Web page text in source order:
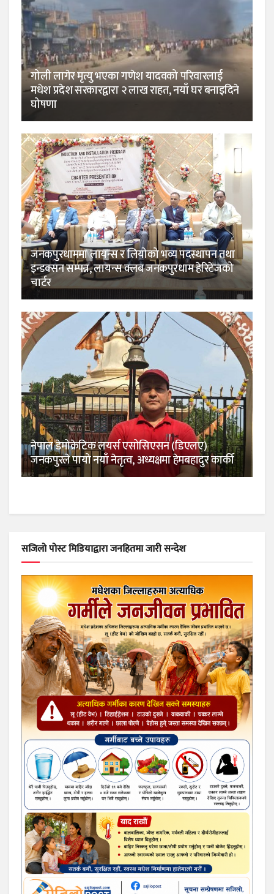
गोली लागेर मृत्यु भएका गणेश यादवको परिवारलाई
मधेश प्रदेश सरकारद्वारा २ लाख राहत, नयाँ घर बनाइदिने
घोषणा
जनकपुरधाममा लायन्स र लियोको भव्य पदस्थापन तथा
इन्डक्सन सम्पन्न, लायन्स क्लब जनकपुरधाम हेरिटेजको
चार्टर
नेपाल डेमोक्रेटिक लयर्स एसोसिएसन (डिएलए)
जनकपुरले पायो नयाँ नेतृत्व, अध्यक्षमा हेमबहादुर कार्की
सजिलो पोस्ट मिडियाद्वारा जनहितमा जारी सन्देश